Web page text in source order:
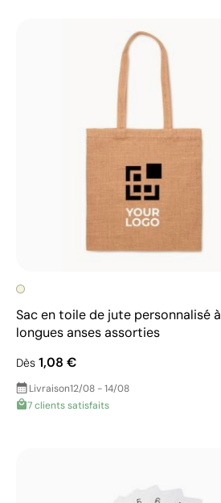
Sac en toile de jute personnalisé à
longues anses assorties
Dès 1,08 €
Livraison12/08 - 14/08
7 clients satisfaits